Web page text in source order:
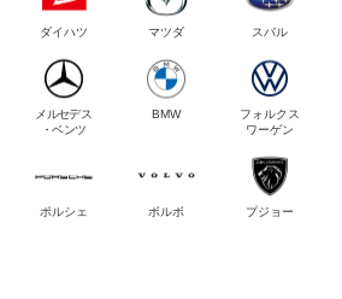
ダイハツ マツダ スバル
メルセデス
・ベンツ
BMW
フォルクス
ワーゲン
ポルシェ ボルボ プジョー